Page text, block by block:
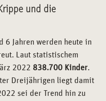
und die
6 Jahren werden heute in
Laut statistischem
2022 838.700 Kinder.
Dreijährigen liegt damit
sei der Trend hin zu